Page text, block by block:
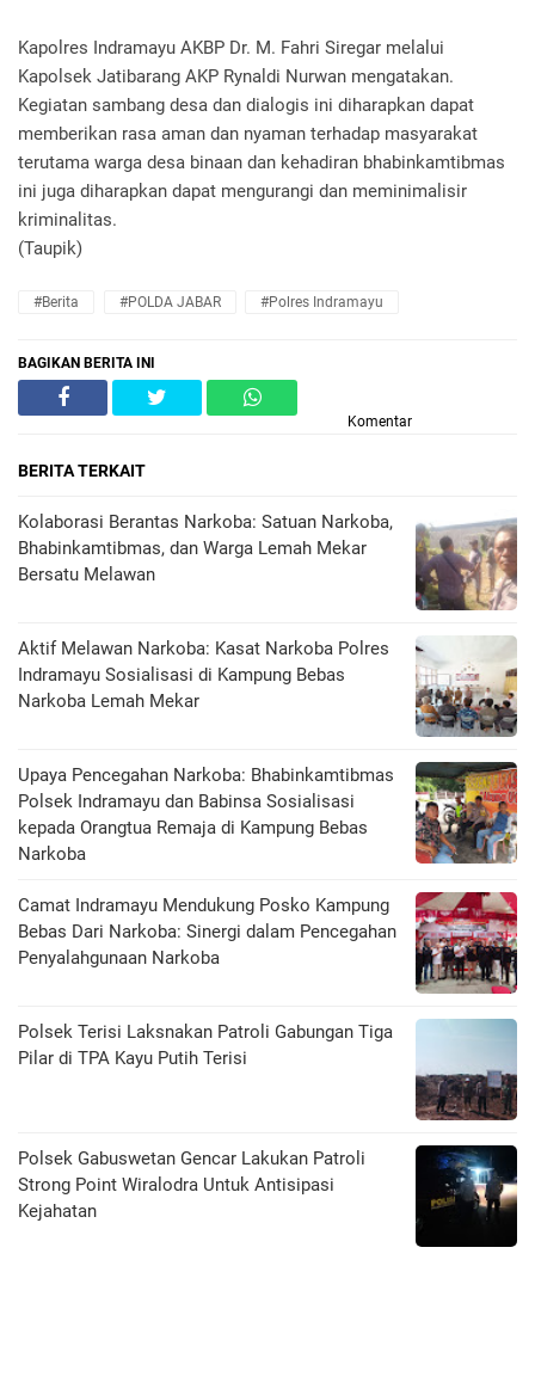
Kapolres Indramayu AKBP Dr. M. Fahri Siregar melalui
Kapolsek Jatibarang AKP Rynaldi Nurwan mengatakan.
Kegiatan sambang desa dan dialogis ini diharapkan dapat
memberikan rasa aman dan nyaman terhadap masyarakat
terutama warga desa binaan dan kehadiran bhabinkamtibmas
ini juga diharapkan dapat mengurangi dan meminimalisir
kriminalitas.
(Taupik)
#Berita #POLDA JABAR #Polres Indramayu
BAGIKAN BERITA INI
Komentar
BERITA TERKAIT
Kolaborasi Berantas Narkoba: Satuan Narkoba,
Bhabinkamtibmas, dan Warga Lemah Mekar
Bersatu Melawan
Aktif Melawan Narkoba: Kasat Narkoba Polres
Indramayu Sosialisasi di Kampung Bebas
Narkoba Lemah Mekar
Upaya Pencegahan Narkoba: Bhabinkamtibmas
Polsek Indramayu dan Babinsa Sosialisasi
kepada Orangtua Remaja di Kampung Bebas
Narkoba
Camat Indramayu Mendukung Posko Kampung
Bebas Dari Narkoba: Sinergi dalam Pencegahan
Penyalahgunaan Narkoba
Polsek Terisi Laksnakan Patroli Gabungan Tiga
Pilar di TPA Kayu Putih Terisi
Polsek Gabuswetan Gencar Lakukan Patroli
Strong Point Wiralodra Untuk Antisipasi
Kejahatan